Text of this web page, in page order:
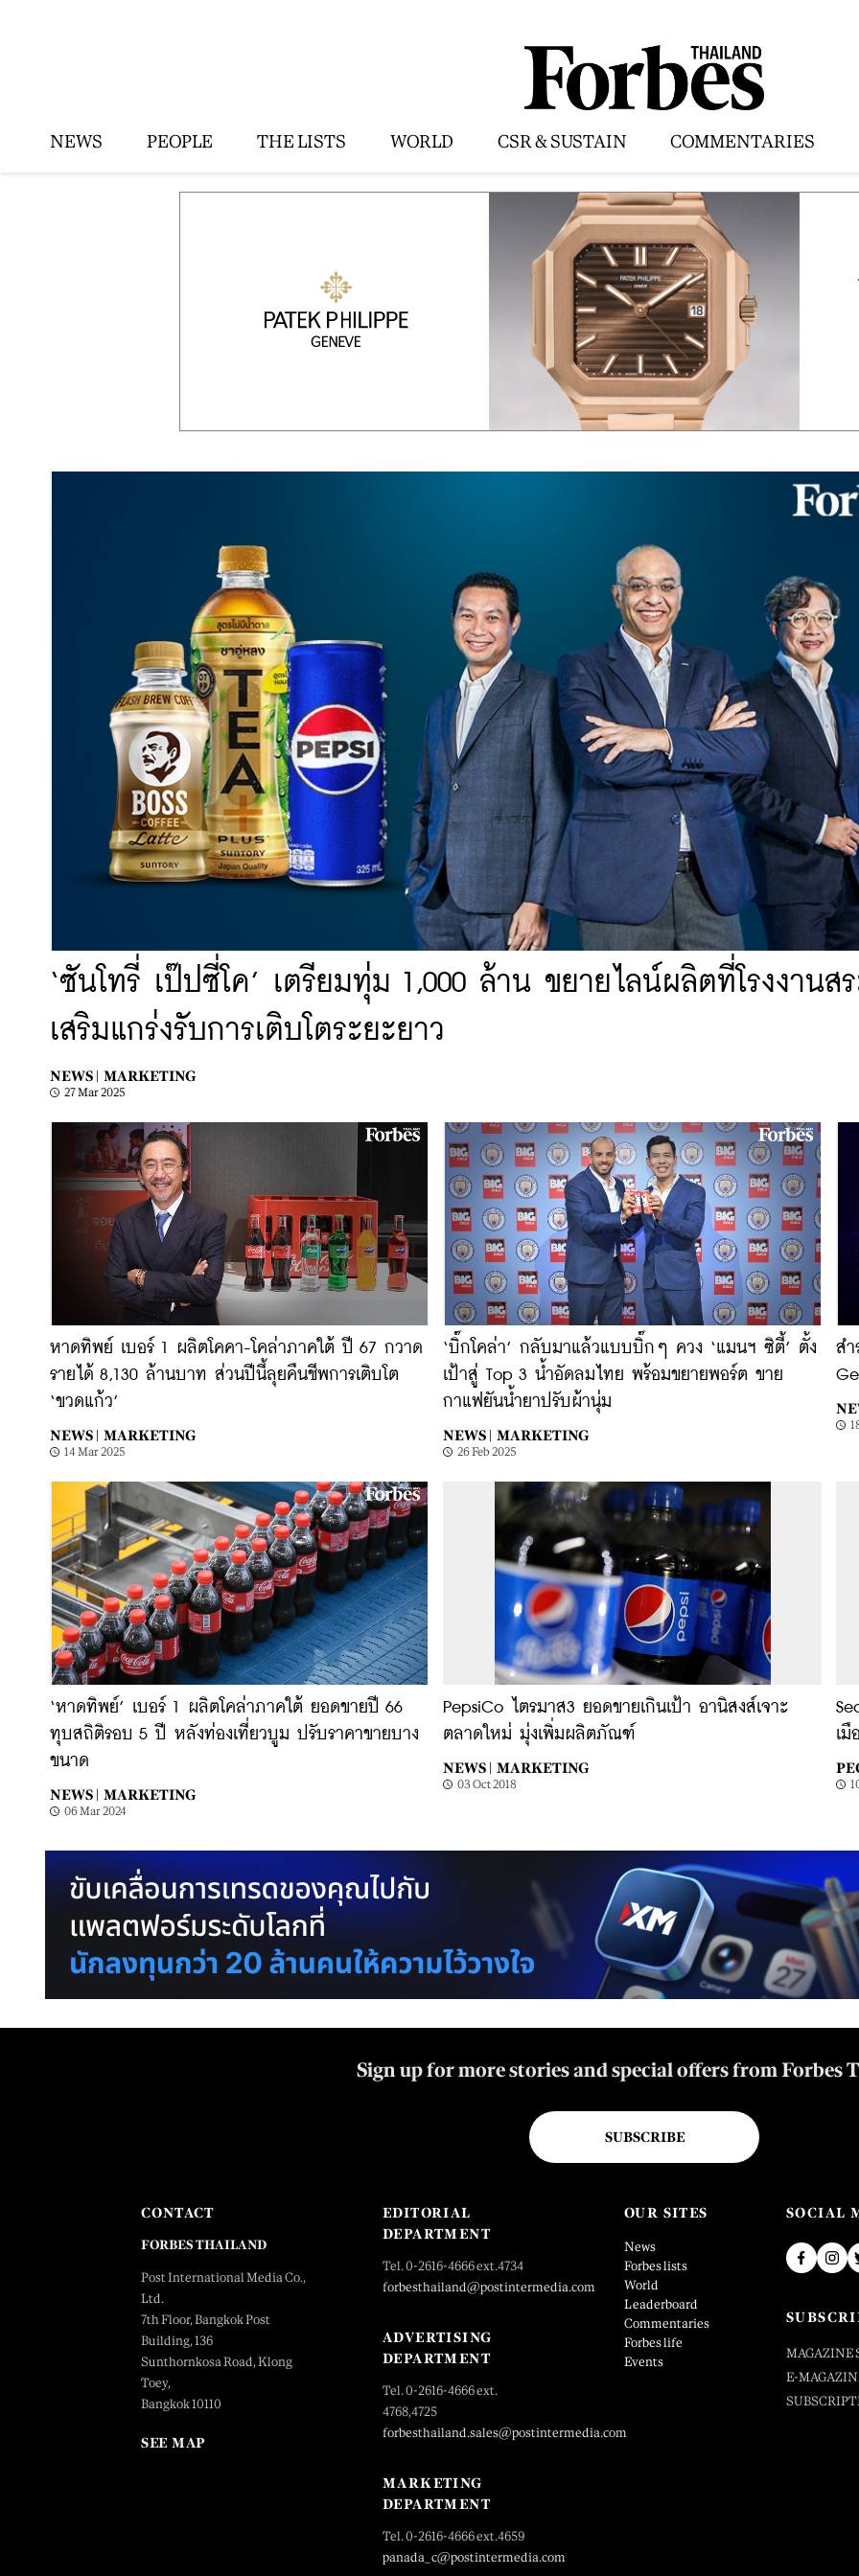
NEWS PEOPLE THE LISTS WORLD CSR & SUSTAIN COMMENTARIES
‘ซันโทรี่ เป๊ปซี่โค’ เตรียมทุ่ม 1,000 ล้าน ขยายไลน์ผลิตที่โรงงานส
เสริมแกร่งรับการเติบโตระยะยาว
NEWS | MARKETING
27 Mar 2025
หาดทิพย์ เบอร์ 1 ผลิตโคคา-โคล่าภาคใต้ ปี 67 กวาด
รายได้ 8,130 ล้านบาท ส่วนปีนี้ลุยคืนชีพการเติบโต
‘ขวดแก้ว’
NEWS | MARKETING
14 Mar 2025
‘บิ๊กโคล่า’ กลับมาแล้วแบบบิ๊กๆ ควง ‘แมนฯ ซิตี้’ ตั้ง
เป้าสู่ Top 3 น้ำอัดลมไทย พร้อมขยายพอร์ต ขาย
กาแฟยันน้ำยาปรับผ้านุ่ม
NEWS | MARKETING
26 Feb 2025
สำ
‘หาดทิพย์’ เบอร์ 1 ผลิตโคล่าภาคใต้ ยอดขายปี 66
ทุบสถิติรอบ 5 ปี หลังท่องเที่ยวบูม ปรับราคาขายบาง
ขนาด
NEWS | MARKETING
06 Mar 2024
PepsiCo ไตรมาส3 ยอดขายเกินเป้า อานิสงส์เจาะ
ตลาดใหม่ มุ่งเพิ่มผลิตภัณฑ์
NEWS | MARKETING
03 Oct 2018
เมื
Sign up for more stories and special offers from Forbes
SUBSCRIBE
CONTACT
FORBES THAILAND
Post International Media Co.,
Ltd.
7th Floor, Bangkok Post
Building, 136
Sunthornkosa Road, Klong
Toey,
Bangkok 10110
SEE MAP
EDITORIAL
DEPARTMENT
Tel. 0-2616-4666 ext.4734
forbesthailand@postintermedia.com
ADVERTISING
DEPARTMENT
Tel. 0-2616-4666 ext.
4768,4725
forbesthailand.sales@postintermedia.com
MARKETING
DEPARTMENT
Tel. 0-2616-4666 ext.4659
panada_c@postintermedia.com
OUR SITES
News
Forbes lists
World
Leaderboard
Commentaries
Forbes life
Events
SOCIAL
MAGAZINE
E-